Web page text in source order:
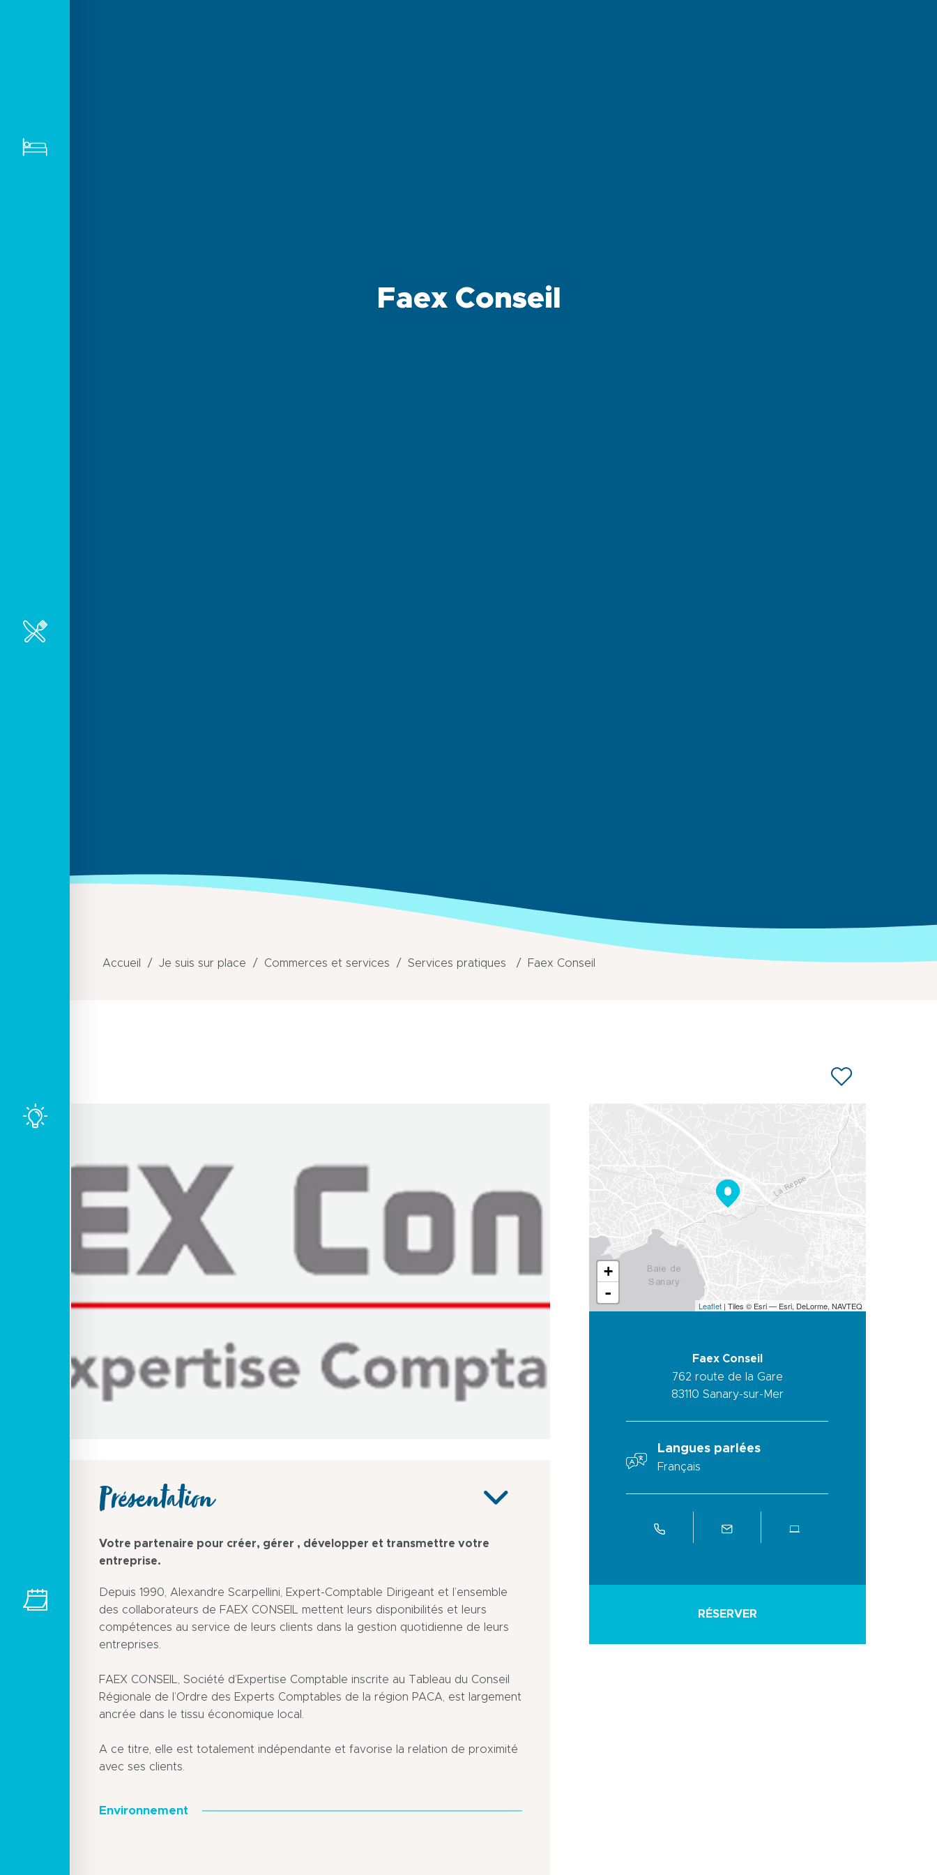
Faex Conseil
Accueil Je suis sur place Commerces et services Services pratiques Faex Conseil
Présentation
Votre partenaire pour créer, gérer , développer et transmettre votre
entreprise.
Depuis 1990, Alexandre Scarpellini, Expert-Comptable Dirigeant et l’ensemble
des collaborateurs de FAEX CONSEIL mettent leurs disponibilités et leurs
compétences au service de leurs clients dans la gestion quotidienne de leurs
entreprises.
FAEX CONSEIL, Société d’Expertise Comptable inscrite au Tableau du Conseil
Régionale de l’Ordre des Experts Comptables de la région PACA, est largement
ancrée dans le tissu économique local.
A ce titre, elle est totalement indépendante et favorise la relation de proximité
avec ses clients.
Environnement
En
+
-
Leaflet | Tiles © Esri — Esri, DeLorme, NAVTEQ
Faex Conseil
762 route de la Gare
83110 Sanary-sur-Mer
Langues parlées
Français
RÉSERVER